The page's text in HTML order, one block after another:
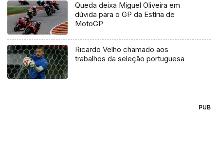
Queda deixa Miguel Oliveira em
dúvida para o GP da Estíria de
MotoGP
Ricardo Velho chamado aos
trabalhos da seleção portuguesa
PUB